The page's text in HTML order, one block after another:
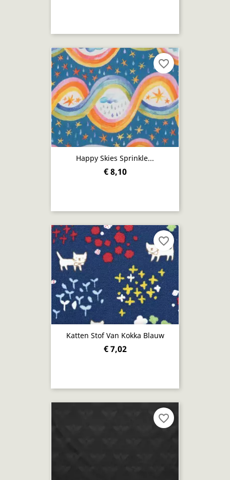
Happy Skies Sprinkle...
€ 8,10
favorite_border
Katten Stof Van Kokka Blauw
€ 7,02
favorite_border
favorite_border